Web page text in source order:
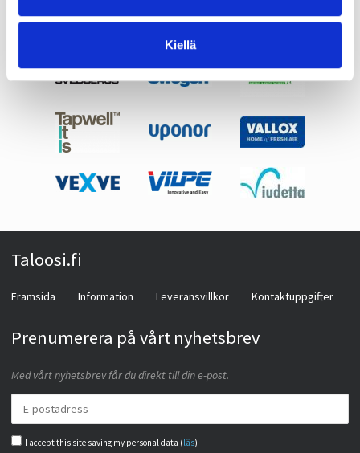
Kiellä
Taloosi.fi
Framsida Information Leveransvillkor Kontaktuppgifter
Prenumerera på vårt nyhetsbrev
Med vårt nyhetsbrev får du direkt till din e-post.
I accept this site saving my personal data (läs)